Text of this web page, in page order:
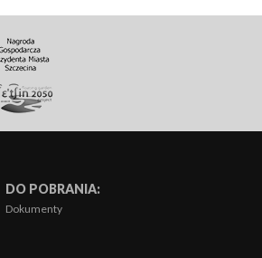
DO POBRANIA:
Dokumenty